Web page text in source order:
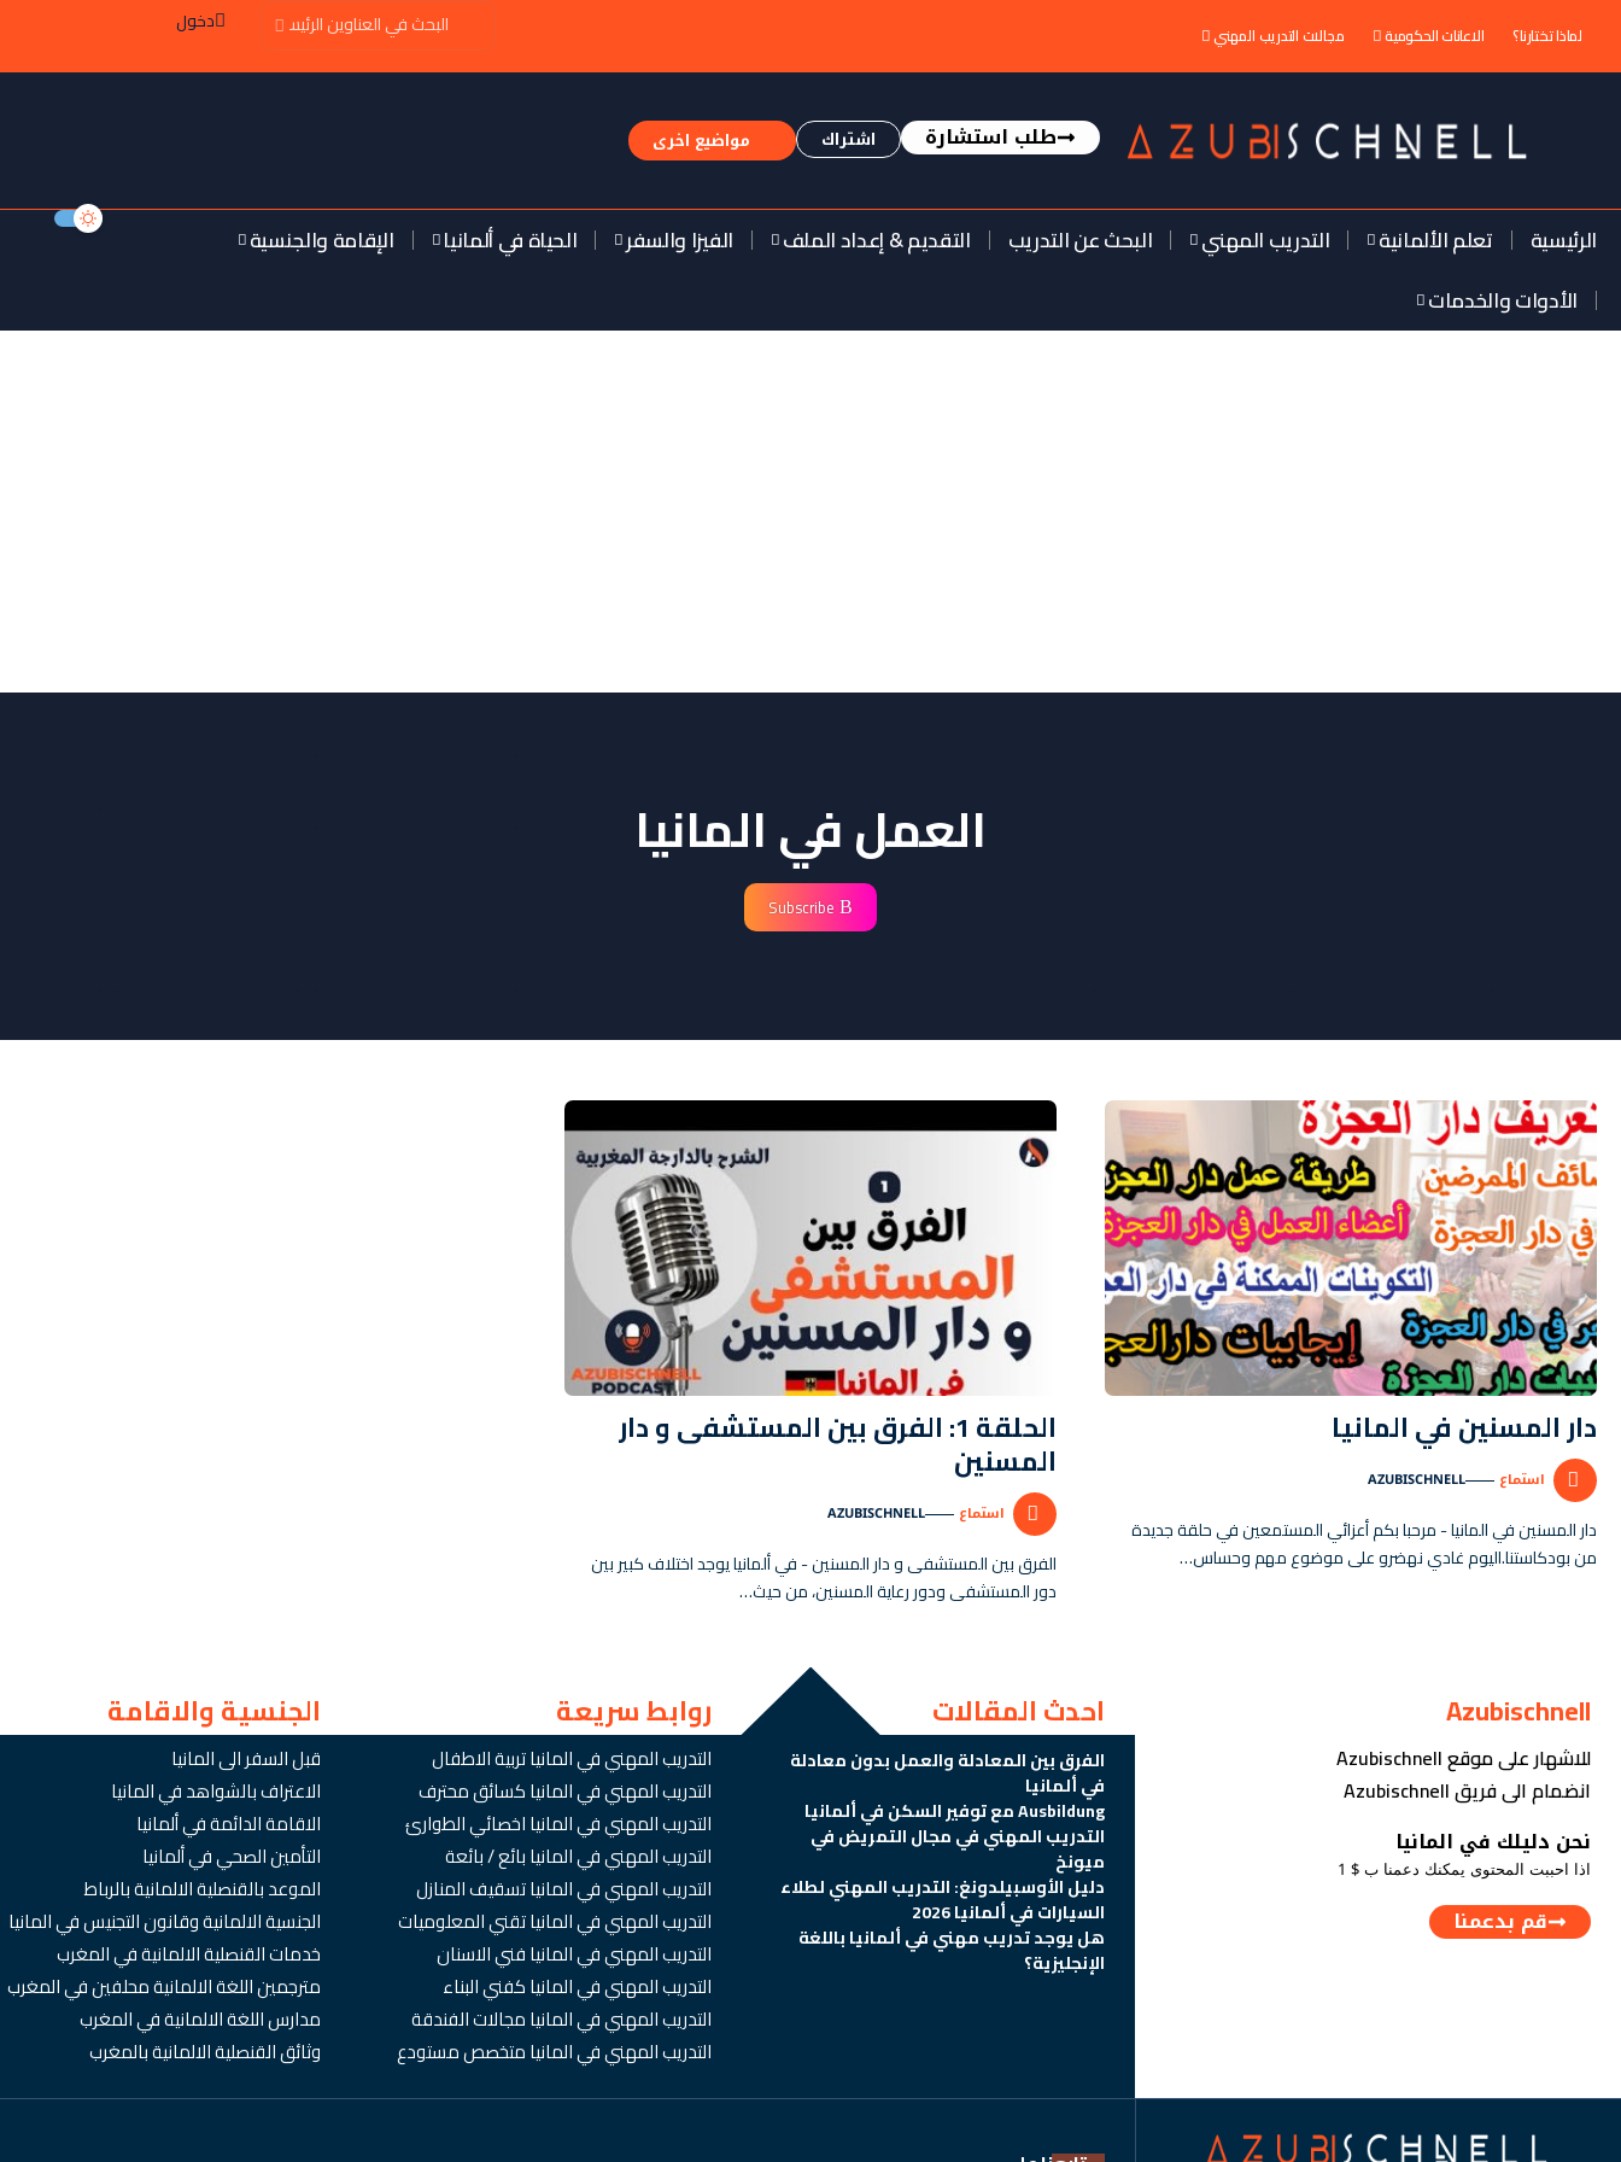
لماذا تختارنا؟ الاعانات الحكومية مجالات التدريب المهني
دخول
طلب استشارة اشتراك مواضيع اخرى
الرئيسية تعلم الألمانية التدريب المهني البحث عن التدريب التقديم & إعداد الملف الفيزا والسفر الحياة في ألمانيا
الإقامة والجنسية
الأدوات والخدمات
العمل في المانيا
Subscribe
دار المسنين في المانيا
AUDIO
PLAYER
استماع AZUBISCHNELL
دار المسنين في المانيا - مرحبا بكم أعزائي المستمعين في حلقة جديدة
من بودكاستنا.اليوم غادي نهضرو على موضوع مهم وحساس…
الفرق بين المستشفى و دار
المسنين
AUDIO
PLAYER
استماع AZUBISCHNELL
الفرق بين المستشفى و دار المسنين - في ألمانيا يوجد اختلاف كبير بين
دور المستشفى ودور رعاية المسنين، من حيث…
Azubischnell
للاشهار على موقع Azubischnell
انضمام الى فريق Azubischnell
نحن دليلك في المانيا
اذا احببت المحتوى يمكنك دعمنا ب $ 1
قم بدعمنا
احدث المقالات
الفرق بين المعادلة والعمل بدون معادلة
في ألمانيا
Ausbildung مع توفير السكن في ألمانيا
التدريب المهني في مجال التمريض في
ميونخ
دليل الأوسبيلدونغ: التدريب المهني لطلاء
السيارات في ألمانيا 2026
هل يوجد تدريب مهني في ألمانيا باللغة
الإنجليزية؟
روابط سريعة
التدريب المهني في المانيا تربية الاطفال
التدريب المهني في المانيا كسائق محترف
التدريب المهني في المانيا اخصائي الطوارئ
التدريب المهني في المانيا بائع / بائعة
التدريب المهني في المانيا تسقيف المنازل
التدريب المهني في المانيا تقني المعلوميات
التدريب المهني في المانيا فني الاسنان
التدريب المهني في المانيا كفني البناء
التدريب المهني في المانيا مجالات الفندقة
التدريب المهني في المانيا متخصص مستودع
الجنسية والاقامة
قبل السفر الى المانيا
الاعتراف بالشواهد في المانيا
الاقامة الدائمة في ألمانيا
التأمين الصحي في ألمانيا
الموعد بالقنصلية الالمانية بالرباط
الجنسية الالمانية وقانون التجنيس في المانيا
خدمات القنصلية الالمانية في المغرب
مترجمين اللغة الالمانية محلفين في المغرب
مدارس اللغة الالمانية في المغرب
وثائق القنصلية الالمانية بالمغرب